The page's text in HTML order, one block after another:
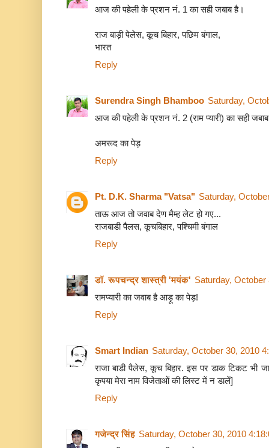
आज की पहेली के प्रशन नं. 1 का सही जबाब है।
राज बाड़ी पेलेस, कूच बिहार, पछिम बंगाल,
भारत
Reply
Surendra Singh Bhamboo Saturday,
आज की पहेली के प्रशन नं. 2 (राम प्यारी) का सही
अमरूद का पेड़
Reply
Pt. D.K. Sharma "Vatsa" Saturday,
ताऊ आज तो जवाब देण मैम्ह ले‍ट हो गए...
राजबाडी पैलस, कूचबिहार, पश्चिमी बंगाल
Reply
डॉ. रूपचन्द्र शास्त्री 'मयंक' Saturday,
रामप्यारी का जवाब है आड़ू का पेड़!
Reply
Smart Indian Saturday, October 30, 2010
राजा बाडी पैलेस, कूच बिहार. इस पर डाक टिकट भी
कृपया मेरा नाम विजेताओं की लिस्ट में न डालें]
Reply
गजेन्द्र सिंह Saturday, October 30, 2010